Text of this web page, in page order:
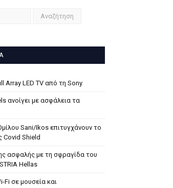
Array LED TV από τη Sony
ανοίγει με ασφάλεια τα
Sani/Ikos επιτυγχάνουν το
Covid Shield
ασφαλής με τη σφραγίδα του
Hellas
σε μουσεία και